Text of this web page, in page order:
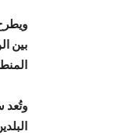
بين
وتُعد